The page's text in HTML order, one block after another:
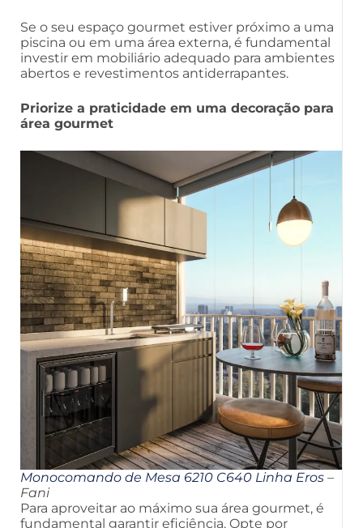
Se o seu espaço gourmet estiver próximo a uma
piscina ou em uma área externa, é fundamental
investir em mobiliário adequado para ambientes
abertos e revestimentos antiderrapantes.
Priorize a praticidade em uma decoração para
área gourmet
Monocomando de Mesa 6210 C640 Linha Eros –
Fani
Para aproveitar ao máximo sua área gourmet, é
fundamental garantir eficiência. Opte por